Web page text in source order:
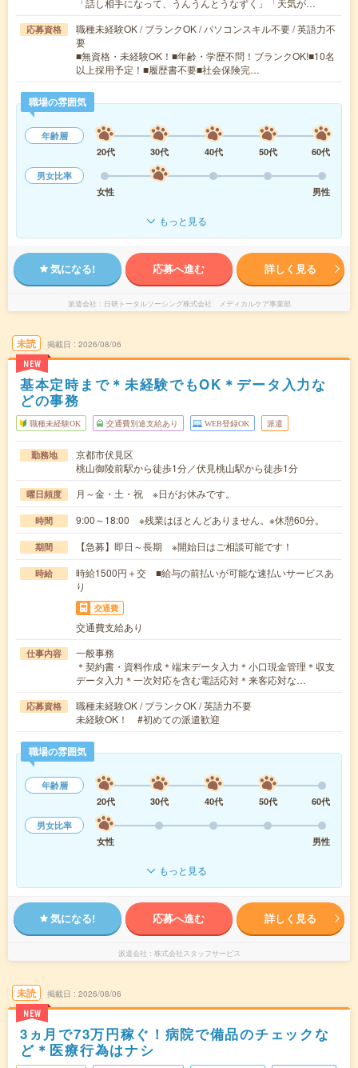
「話し相手になって、うんうんとうなずく」「天気が…
応募資格
職種未経験OK / ブランクOK / パソコンスキル不要 / 英語力不
要
■無資格・未経験OK！■年齢・学歴不問！ブランクOK!■10名
以上採用予定！■履歴書不要■社会保険完…
職場の雰囲気
年齢層
20代
30代 40代 50代
60代
男女比率
女性
男性
もっと見る
気になる! 応募へ進む 詳しく見る
派遣会社 日研トータルソーシング株式会社 メディカルケア事業部
未読
NEW
掲載日 2026/08/06
基本定時まで＊未経験でもOK＊データ入力な
どの事務
職種未経験OK 交通費別途支給あり WEB登録OK 派遣
勤務地
京都市伏見区
桃山御陵前駅から徒歩1分／伏見桃山駅から徒歩1分
曜日頻度 月～金・土・祝 ※日がお休みです。
時間 9:00～18:00 ※残業はほとんどありません。※休憩60分。
期間 【急募】即日～長期 ※開始日はご相談可能です！
時給
時給1500円＋交 ■給与の前払いが可能な速払いサービスあ
り
交通費
交通費支給あり
仕事内容
一般事務
＊契約書・資料作成＊端末データ入力＊小口現金管理＊収支
データ入力＊一次対応を含む電話応対＊来客応対な…
応募資格
職種未経験OK / ブランクOK / 英語力不要
未経験OK！ #初めての派遣歓迎
職場の雰囲気
年齢層
20代
30代 40代 50代
60代
男女比率
女性
男性
もっと見る
気になる! 応募へ進む 詳しく見る
派遣会社 株式会社スタッフサービス
未読
NEW
掲載日 2026/08/06
3ヵ月で73万円稼ぐ！病院で備品のチェックな
ど＊医療行為はナシ